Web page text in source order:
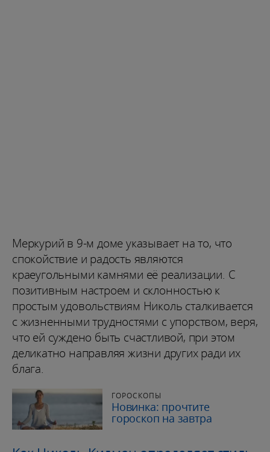
Меркурий в 9-м доме указывает на то, что
спокойствие и радость являются
краеугольными камнями её реализации. С
позитивным настроем и склонностью к
простым удовольствиям Николь сталкивается
с жизненными трудностями с упорством, веря,
что ей суждено быть счастливой, при этом
деликатно направляя жизни других ради их
блага.
ГОРОСКОПЫ
Новинка: прочтите
гороскоп на завтра